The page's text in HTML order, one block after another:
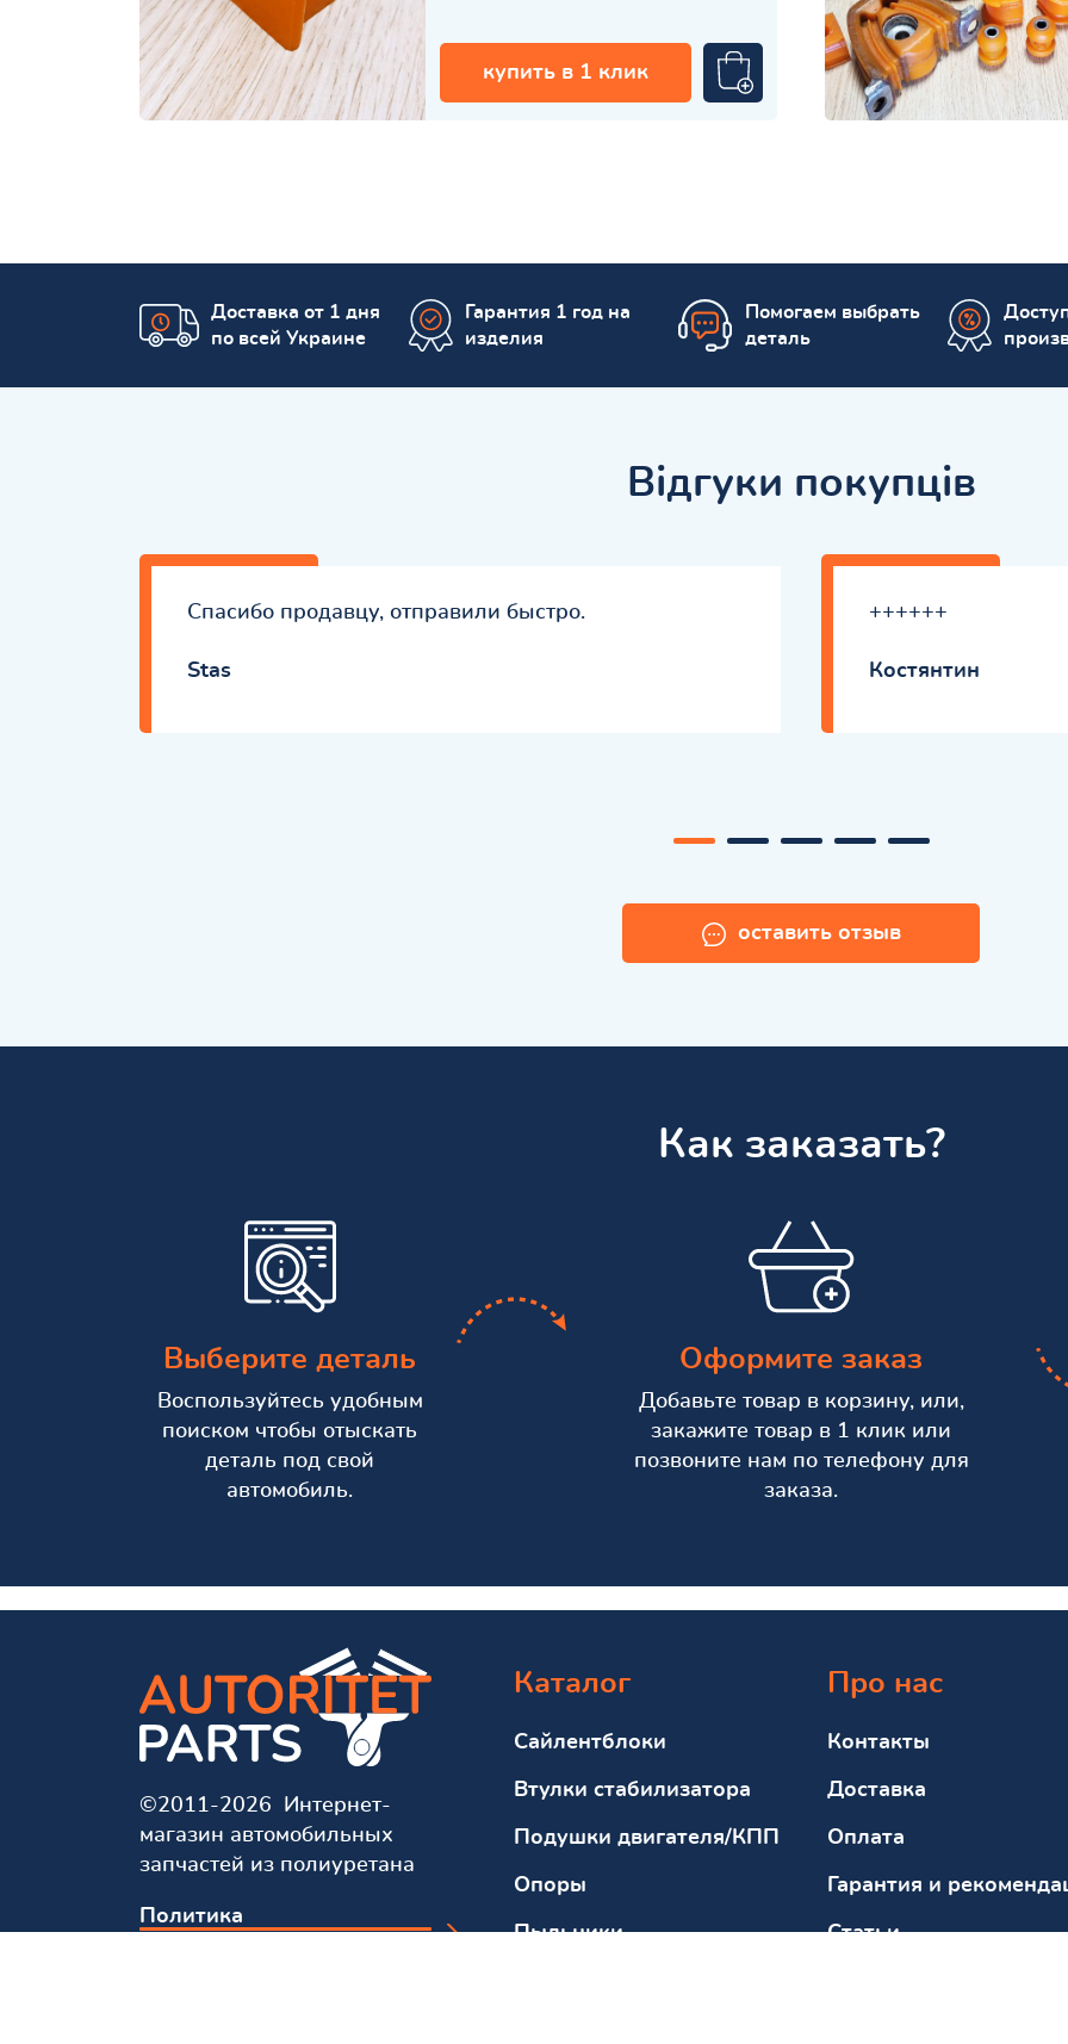
купить в 1 клик
Доставка от 1 дня
по всей Украине
Гарантия 1 год на
изделия
Помогаем выбрать
деталь
Відгуки покупців
Спасибо продавцу, отправили быстро.
Stas
++++++
Костянтин
оставить отзыв
Как заказать?
Выберите деталь
Воспользуйтесь удобным
поиском чтобы отыскать
деталь под свой
автомобиль.
Оформите заказ
Добавьте товар в корзину, или,
закажите товар в 1 клик или
позвоните нам по телефону для
заказа.
©2011-2026 Интернет-
магазин автомобильных
запчастей из полиуретана
Политика
Каталог
Сайлентблоки
Втулки стабилизатора
Подушки двигателя/КПП
Опоры
Пыльники
Про нас
Контакты
Доставка
Оплата
Гарантия и
Статьи